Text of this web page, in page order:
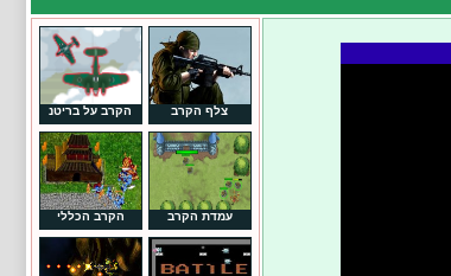
צלף הקרב הקרב על בריטנ
עמדת הקרב הקרב הכללי